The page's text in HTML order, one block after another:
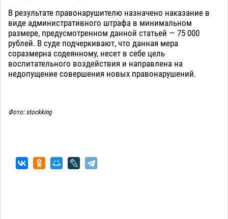
В результате правонарушителю назначено наказание в
виде административного штрафа в минимальном
размере, предусмотренном данной статьей — 75 000
рублей. В суде подчеркивают, что данная мера
соразмерна содеянному, несет в себе цель
воспитательного воздействия и направлена на
недопущение совершения новых правонарушений.
Фото: stockking